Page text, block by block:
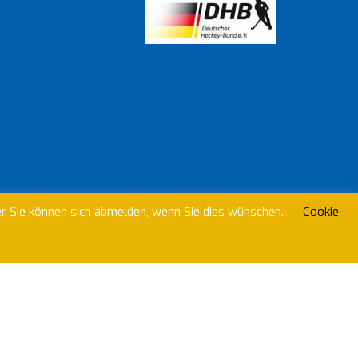
können sich abmelden, wenn Sie dies wünschen.
Cookie